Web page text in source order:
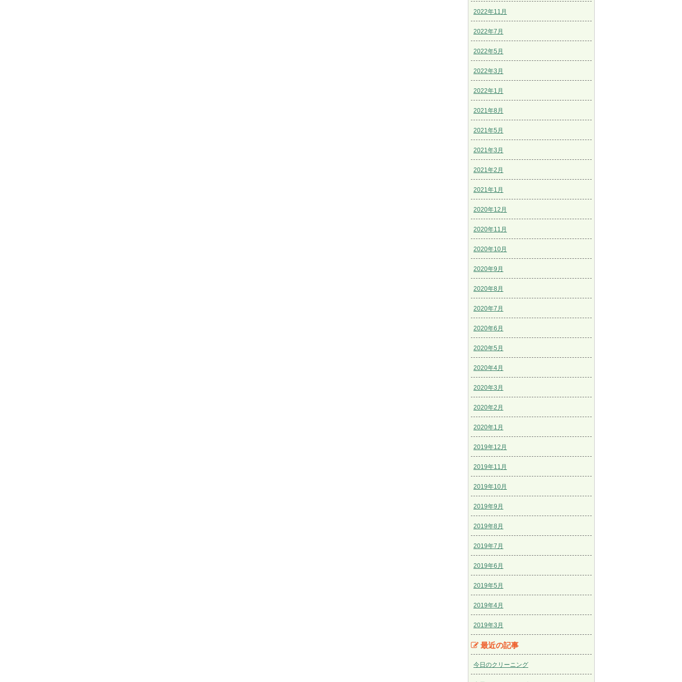
2022年11月
2022年7月
2022年5月
2022年3月
2022年1月
2021年8月
2021年5月
2021年3月
2021年2月
2021年1月
2020年12月
2020年11月
2020年10月
2020年9月
2020年8月
2020年7月
2020年6月
2020年5月
2020年4月
2020年3月
2020年2月
2020年1月
2019年12月
2019年11月
2019年10月
2019年9月
2019年8月
2019年7月
2019年6月
2019年5月
2019年4月
2019年3月
最近の記事
今日のクリーニング